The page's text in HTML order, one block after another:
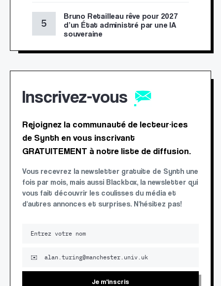
Bruno Retailleau rêve pour 2027
d’un État administré par une IA
souveraine
Inscrivez-vous
Rejoignez la communauté de lecteur·ices
de Synth en vous inscrivant
GRATUITEMENT à notre liste de diffusion.
Vous recevrez la newsletter gratuite de Synth une
fois par mois, mais aussi Blackbox, la newsletter qui
vous fait découvrir les coulisses du média et
d'autres annonces et surprises. N'hésitez pas!
Je m'inscris